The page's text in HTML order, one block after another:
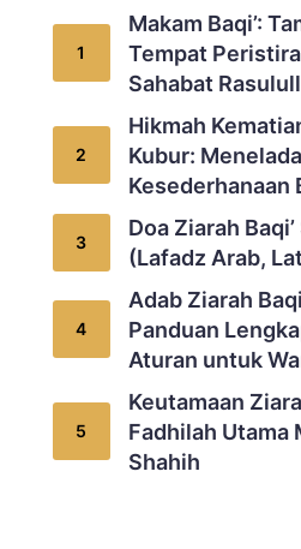
Makam Baqi’:
Tempat
Hikmah
Kubur:
Kesederhanaan
Doa Ziarah
(Lafadz Arab,
Adab Ziarah
Panduan
Aturan untuk
Keutamaan
Fadhilah Utama
Shahih